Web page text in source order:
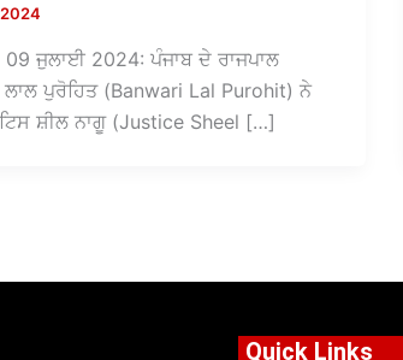
09 ਜੁਲਾਈ 2024: ਪੰਜਾਬ ਦੇ ਰਾਜਪਾਲ
ਲਾਲ ਪੁਰੋਹਿਤ (Banwari Lal Purohit) ਨੇ
ਸ਼ੀਲ ਨਾਗੂ (Justice Sheel […]
Quick Links